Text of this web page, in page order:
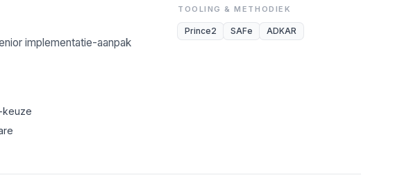
implementatie-aanpak
keuze
TOOLING & METHODIEK
Prince2 SAFe ADKAR